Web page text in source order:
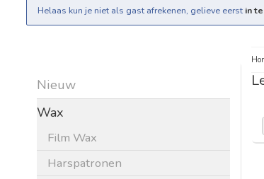
Helaas kun je niet als gast afrekenen, gelieve eerst in
Nieuw
Wax
Film Wax
Harspatronen